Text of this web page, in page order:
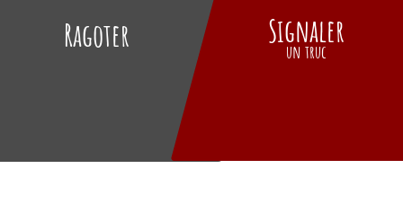
Ragoter Signaler
un truc